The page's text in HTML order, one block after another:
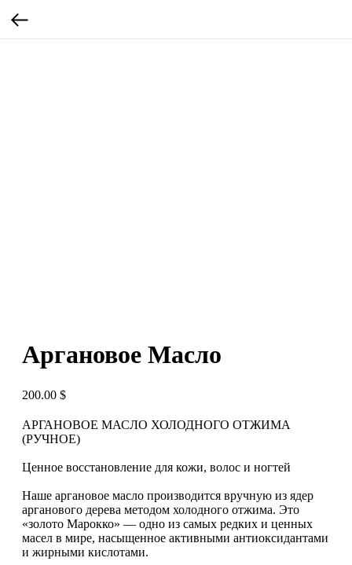
Аргановое Масло
200.00 $
АРГАНОВОЕ МАСЛО ХОЛОДНОГО ОТЖИМА
(РУЧНОЕ)
Ценное восстановление для кожи, волос и ногтей
Наше аргановое масло производится вручную из ядер
арганового дерева методом холодного отжима. Это
«золото Марокко» — одно из самых редких и ценных
масел в мире, насыщенное активными антиоксидантами
и жирными кислотами.